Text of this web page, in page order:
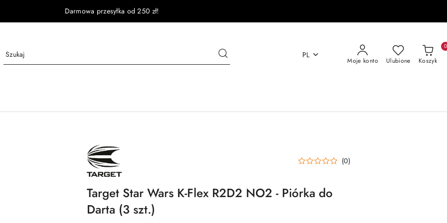
Darmowa przesyłka od 250 zł!
PL
Moje konto Ulubione Koszyk
0
NAZWA
PRODUCENTA:
TARGET (0)
Target Star Wars K-Flex R2D2 NO2 - Piórka do
Darta (3 szt.)